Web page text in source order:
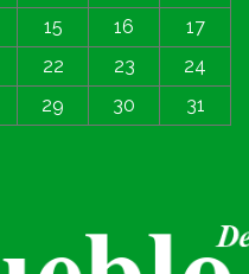
15 16
17
22 23
24
29 30 31